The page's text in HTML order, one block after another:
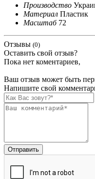
Производство
Материал Пластик
Масштаб 72
Отзывы (0)
Оставить свой отзыв?
Пока нет коментариев,
Ваш отзыв может быть
Напишите свой